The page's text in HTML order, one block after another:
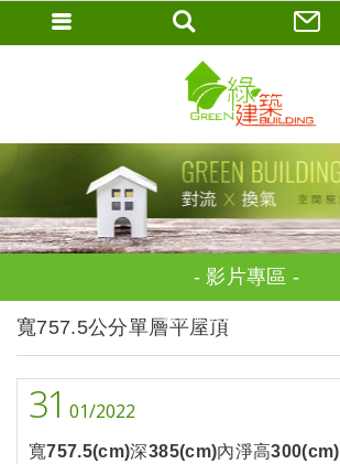
影片專區
寬757.5公分單層平屋頂
鋼木構385組合屋系列
31 01 2022
寬757.5(cm)深385(cm)內淨高300(cm)